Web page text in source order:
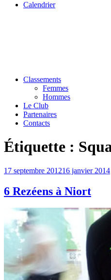
Calendrier
Classements
Femmes
Hommes
Le Club
Partenaires
Contacts
Étiquette :
Publié
17 septembre 201216 janvier 2014
6 Rezéens à Niort